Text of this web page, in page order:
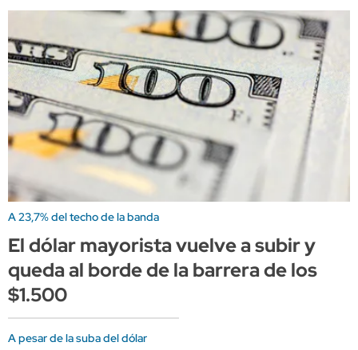
A 23,7% del techo de la banda
El dólar mayorista vuelve a subir y
queda al borde de la barrera de los
$1.500
A pesar de la suba del dólar